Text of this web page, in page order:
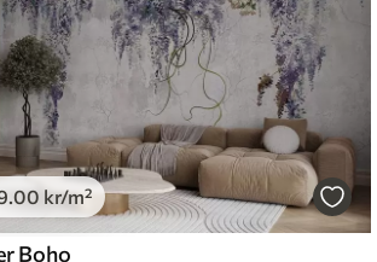
.00 kr/m²
Boho